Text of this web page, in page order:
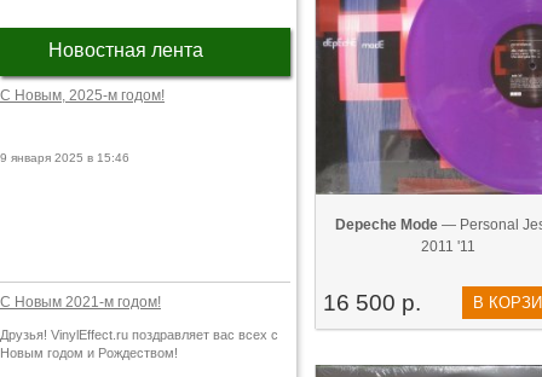
Новостная лента
С Новым, 2025-м годом!
9 января 2025 в 15:46
С Новым 2021-м годом!
Друзья! VinylEffect.ru поздравляет вас всех с
Новым годом и Рождеством!
Depeche Mode — Personal
2011 '11
16 500 р. В